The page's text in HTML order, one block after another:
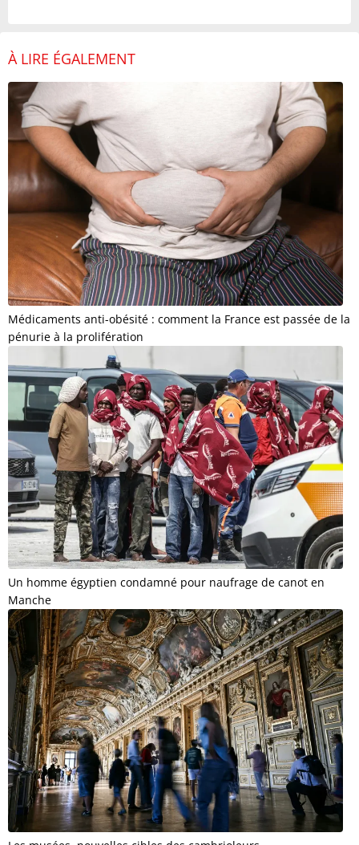
À LIRE ÉGALEMENT
Médicaments anti-obésité : comment la France est passée de la
pénurie à la prolifération
Un homme égyptien condamné pour naufrage de canot en
Manche